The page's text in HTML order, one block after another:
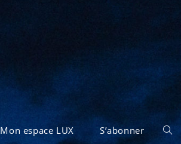
Mon espace LUX S’abonner